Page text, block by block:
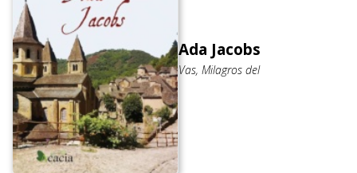
Ada Jacobs
Vas, Milagros del